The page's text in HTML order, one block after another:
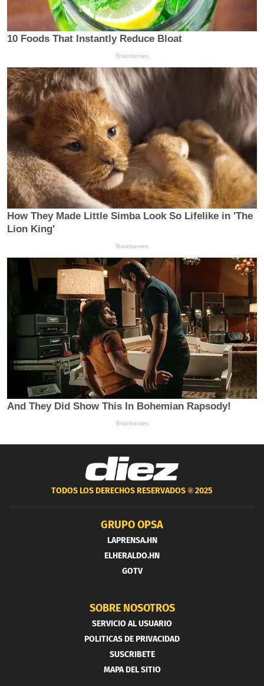
TODOS LOS DERECHOS RESERVADOS ®2025
GRUPO OPSA
LAPRENSA.HN
ELHERALDO.HN
GOTV
SOBRE NOSOTROS
SERVICIO AL USUARIO
POLITICAS DE PRIVACIDAD
SUSCRIBETE
MAPA DEL SITIO